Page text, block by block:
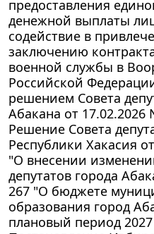
предоставления
денежной выплаты
содействие в
заключению
военной службы в
Российской
решением Совета
Абакана от 17.02.2026
Решение Совета
Республики Хакасия
"О внесении
депутатов города
267 "О бюджете
образования город
плановый период